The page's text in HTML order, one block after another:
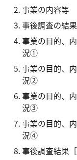
事業の内容等
事後調査の結
事業の目的、
況①
事業の目的、
況②
事業の目的、
況③
事業の目的、
況④
事後調査結果［